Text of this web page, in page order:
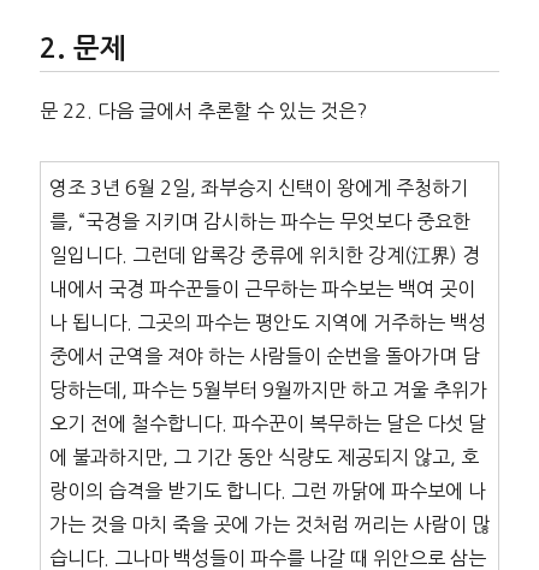
문제
문 22. 다음 글에서 추론할 수 있는 것은?
영조 3년 6월 2일, 좌부승지 신택이 왕에게 주청하기
를, “국경을 지키며 감시하는 파수는 무엇보다 중요한
일입니다. 그런데 압록강 중류에 위치한 강계(江界) 경
내에서 국경 파수꾼들이 근무하는 파수보는 백여 곳이
나 됩니다. 그곳의 파수는 평안도 지역에 거주하는 백성
중에서 군역을 져야 하는 사람들이 순번을 돌아가며 담
당하는데, 파수는 5월부터 9월까지만 하고 겨울 추위가
오기 전에 철수합니다. 파수꾼이 복무하는 달은 다섯 달
에 불과하지만, 그 기간 동안 식량도 제공되지 않고, 호
랑이의 습격을 받기도 합니다. 그런 까닭에 파수보에 나
가는 것을 마치 죽을 곳에 가는 것처럼 꺼리는 사람이 많
습니다. 그나마 백성들이 파수를 나갈 때 위안으로 삼는